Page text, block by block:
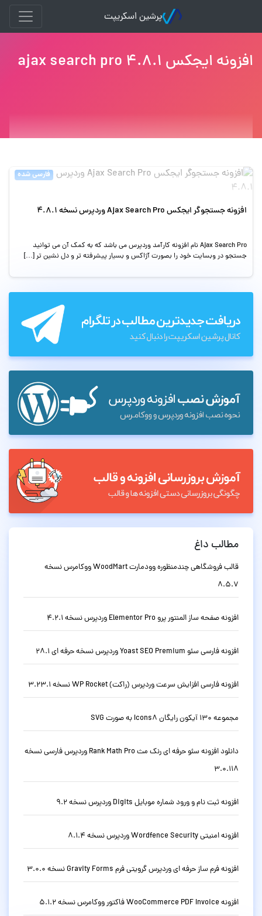
پرشین اسکریپت
افزونه ایجکس ajax search pro 4.8.1
فارسی شده
افزونه جستجوگر ایجکس Ajax Search Pro وردپرس نسخه 4.8.1
Ajax Search Pro نام افزونه کارآمد وردپرس می باشد که به کمک آن می توانید
جستجو در وبسایت خود را بصورت آژاکس و بسیار پیشرفته تر و دل نشین تر […]
مطالب داغ
قالب فروشگاهی چندمنظوره وودمارت WoodMart ووکامرس نسخه
8.5.7
افزونه صفحه ساز المنتور پرو Elementor Pro وردپرس نسخه 4.2.1
افزونه فارسی سئو Yoast SEO Premium وردپرس نسخه حرفه ای 28.1
افزونه فارسی افزایش سرعت وردپرس (راکت) WP Rocket نسخه 3.23.1
مجموعه 130 آیکون رایگان Icons8 به صورت SVG
دانلود افزونه سئو حرفه ای رنک مث Rank Math Pro وردپرس فارسی نسخه
3.0.118
افزونه ثبت نام و ورود شماره موبایل Digits وردپرس نسخه 9.2
افزونه امنیتی Wordfence Security وردپرس نسخه 8.1.4
افزونه فرم ساز حرفه ای وردپرس گرویتی فرم Gravity Forms نسخه 3.0.0
افزونه WooCommerce PDF Invoice فاکتور ووکامرس نسخه 5.1.2